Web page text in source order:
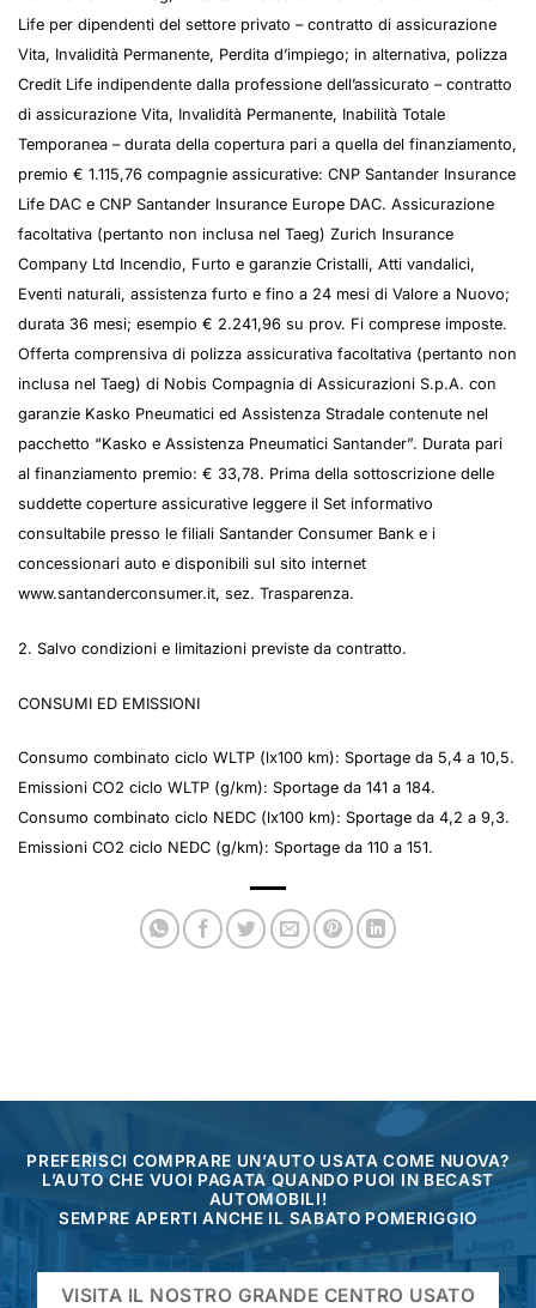
Life per dipendenti del settore privato – contratto di assicurazione
Vita, Invalidità Permanente, Perdita d’impiego; in alternativa, polizza
Credit Life indipendente dalla professione dell’assicurato – contratto
di assicurazione Vita, Invalidità Permanente, Inabilità Totale
Temporanea – durata della copertura pari a quella del finanziamento,
premio € 1.115,76 compagnie assicurative: CNP Santander Insurance
Life DAC e CNP Santander Insurance Europe DAC. Assicurazione
facoltativa (pertanto non inclusa nel Taeg) Zurich Insurance
Company Ltd Incendio, Furto e garanzie Cristalli, Atti vandalici,
Eventi naturali, assistenza furto e fino a 24 mesi di Valore a Nuovo;
durata 36 mesi; esempio € 2.241,96 su prov. Fi comprese imposte.
Offerta comprensiva di polizza assicurativa facoltativa (pertanto non
inclusa nel Taeg) di Nobis Compagnia di Assicurazioni S.p.A. con
garanzie Kasko Pneumatici ed Assistenza Stradale contenute nel
pacchetto “Kasko e Assistenza Pneumatici Santander”. Durata pari
al finanziamento premio: € 33,78. Prima della sottoscrizione delle
suddette coperture assicurative leggere il Set informativo
consultabile presso le filiali Santander Consumer Bank e i
concessionari auto e disponibili sul sito internet
www.santanderconsumer.it, sez. Trasparenza.
2. Salvo condizioni e limitazioni previste da contratto.
CONSUMI ED EMISSIONI
Consumo combinato ciclo WLTP (lx100 km): Sportage da 5,4 a 10,5.
Emissioni CO2 ciclo WLTP (g/km): Sportage da 141 a 184.
Consumo combinato ciclo NEDC (lx100 km): Sportage da 4,2 a 9,3.
Emissioni CO2 ciclo NEDC (g/km): Sportage da 110 a 151.
PREFERISCI COMPRARE UN’AUTO USATA COME NUOVA?
L’AUTO CHE VUOI PAGATA QUANDO PUOI IN BECAST
AUTOMOBILI!
SEMPRE APERTI ANCHE IL SABATO POMERIGGIO
VISITA IL NOSTRO GRANDE CENTRO USATO